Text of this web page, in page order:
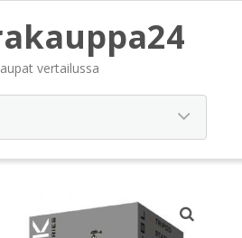
vertailussa